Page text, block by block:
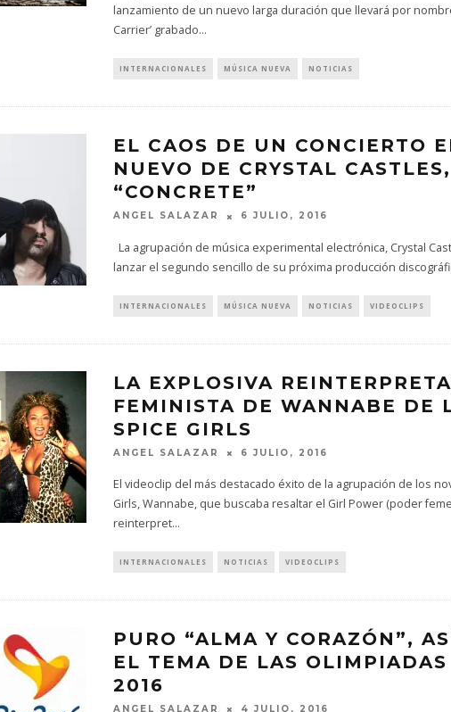
lanzamiento de un nuevo larga duración que llevará por
Carrier’ grabado...
INTERNACIONALES MÚSICA NUEVA NOTICIAS
EL CAOS DE UN CONCIERTO
NUEVO DE CRYSTAL CASTLES,
“CONCRETE”
ANGEL SALAZAR 6 JULIO, 2016
La agrupación de música experimental electrónica, Crystal
lanzar el segundo sencillo de su próxima producción
INTERNACIONALES MÚSICA NUEVA NOTICIAS VIDEOCLIPS
LA EXPLOSIVA
FEMINISTA DE WANNABE DE
SPICE GIRLS
ANGEL SALAZAR 6 JULIO, 2016
El videoclip del más destacado éxito de la agrupación de los
Girls, Wannabe, que buscaba resaltar el Girl Power (poder
reinterpret...
INTERNACIONALES NOTICIAS VIDEOCLIPS
PURO “ALMA Y CORAZÓN”,
EL TEMA DE LAS OLIMPIADAS
2016
ANGEL SALAZAR 4 JULIO, 2016
FRAGILIDAD